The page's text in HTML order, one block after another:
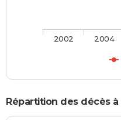
2002 2004
Répartition des décès